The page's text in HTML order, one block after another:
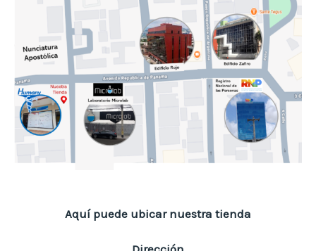
Aquí puede ubicar nuestra tienda